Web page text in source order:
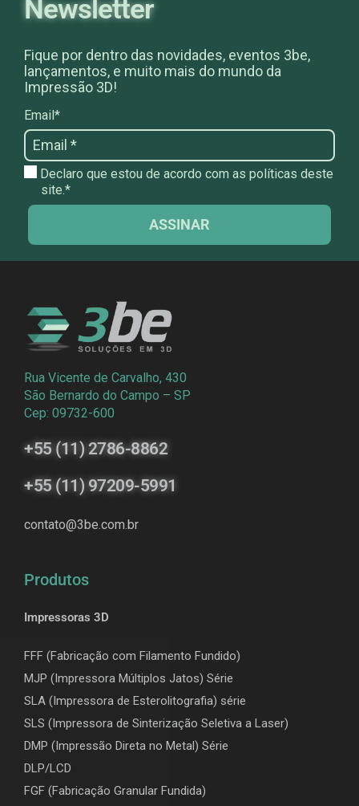
Newsletter
Fique por dentro das novidades, eventos 3be,
lançamentos, e muito mais do mundo da
Impressão 3D!
Email*
Declaro que estou de acordo com as políticas deste
site.*
ASSINAR
Rua Vicente de Carvalho, 430
São Bernardo do Campo – SP
Cep: 09732-600
+55 (11) 2786-8862
+55 (11) 97209-5991
contato@3be.com.br
Produtos
Impressoras 3D
FFF (Fabricação com Filamento Fundido)
MJP (Impressora Múltiplos Jatos) Série
SLA (Impressora de Esterolitografia) série
SLS (Impressora de Sinterização Seletiva a Laser)
DMP (Impressão Direta no Metal) Série
DLP/LCD
FGF (Fabricação Granular Fundida)